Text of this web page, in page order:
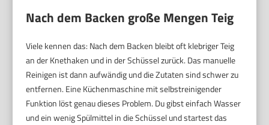
Nach dem Backen große Mengen Teig
Viele kennen das: Nach dem Backen bleibt oft klebriger Teig
an der Knethaken und in der Schüssel zurück. Das manuelle
Reinigen ist dann aufwändig und die Zutaten sind schwer zu
entfernen. Eine Küchenmaschine mit selbstreinigender
Funktion löst genau dieses Problem. Du gibst einfach Wasser
und ein wenig Spülmittel in die Schüssel und startest das